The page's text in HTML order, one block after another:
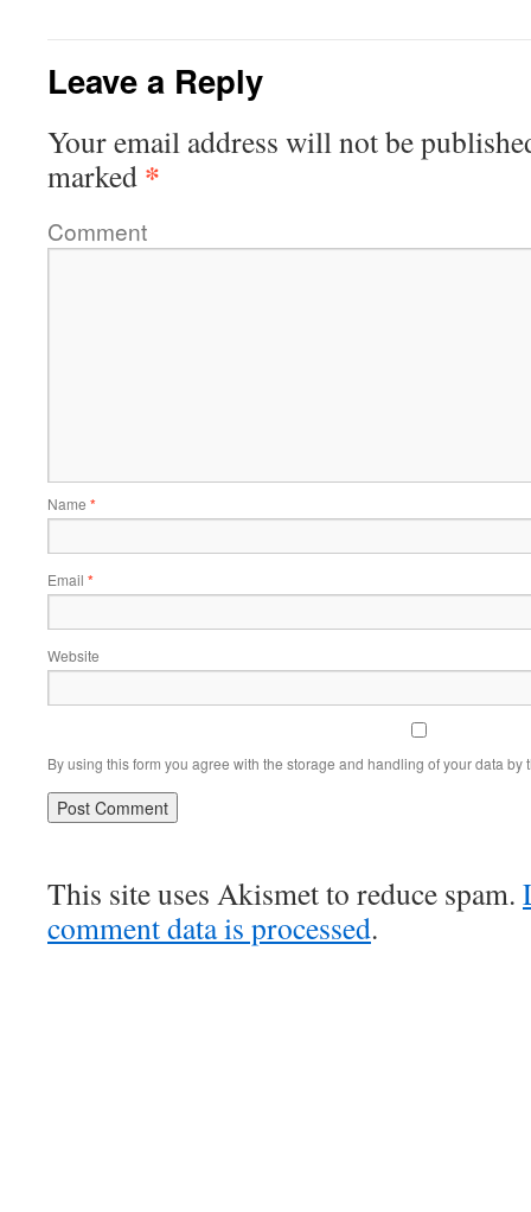
Leave a Reply
Your email address will not be
marked *
Comment
Name *
Email *
Website
By using this form you agree with the storage and handling of your data by
This site uses Akismet to reduce spam.
comment data is processed.